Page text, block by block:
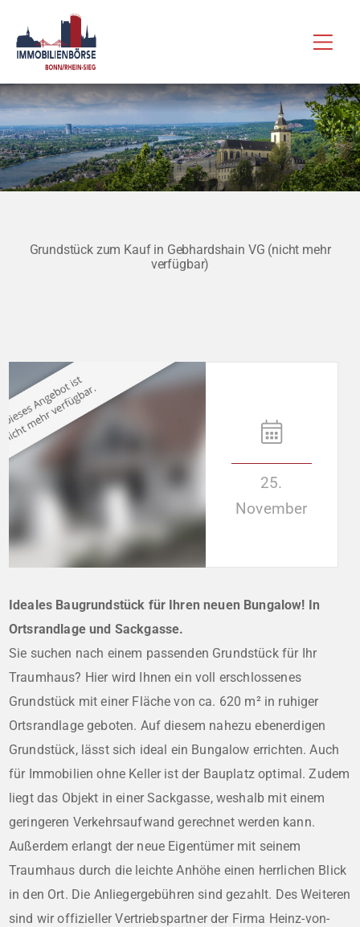
Inhalt
springen
Grundstück zum Kauf in Gebhardshain VG (nicht mehr
verfügbar)
25.
November
Ideales Baugrundstück für Ihren neuen Bungalow! In
Ortsrandlage und Sackgasse.
Sie suchen nach einem passenden Grundstück für Ihr
Traumhaus? Hier wird Ihnen ein voll erschlossenes
Grundstück mit einer Fläche von ca. 620 m² in ruhiger
Ortsrandlage geboten. Auf diesem nahezu ebenerdigen
Grundstück, lässt sich ideal ein Bungalow errichten. Auch
für Immobilien ohne Keller ist der Bauplatz optimal. Zudem
liegt das Objekt in einer Sackgasse, weshalb mit einem
geringeren Verkehrsaufwand gerechnet werden kann.
Außerdem erlangt der neue Eigentümer mit seinem
Traumhaus durch die leichte Anhöhe einen herrlichen Blick
in den Ort. Die Anliegergebühren sind gezahlt. Des Weiteren
sind wir offizieller Vertriebspartner der Firma Heinz-von-